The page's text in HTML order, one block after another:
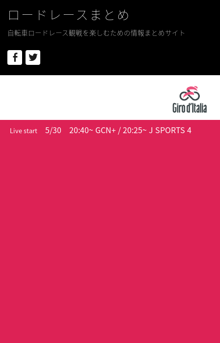
ロードレースまとめ
自転車ロードレース観戦を楽しむための情報まとめサイト
Facebook
Live start 5/30 20:40~ GCN+ / 20:25~ J SPORTS 4